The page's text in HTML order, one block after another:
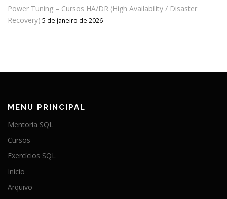
Power Tuning – Cursos HA/DR (High Availability / Disaster
Recovery) 5 de janeiro de 2026
MENU PRINCIPAL
Mentoria SQL
Cursos
Exercícios SQL
Início
Arquivo